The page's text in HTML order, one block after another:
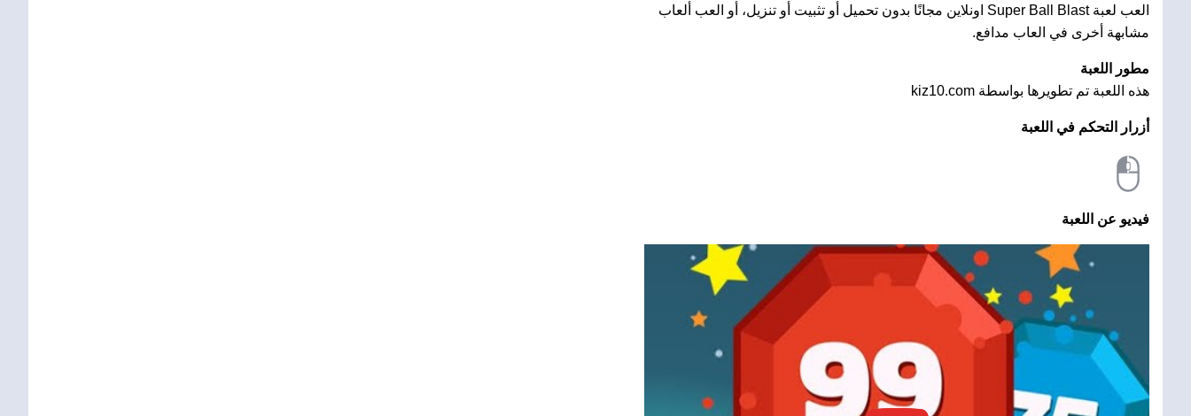
العب لعبة Super Ball Blast اونلاين مجانًا بدون تحميل أو تثبيت أو تنزيل، أو العب ألعاب
مشابهة أخرى في العاب مدافع.
مطور اللعبة
هذه اللعبة تم تطويرها بواسطة kiz10.com
أزرار التحكم في اللعبة
فيديو عن اللعبة